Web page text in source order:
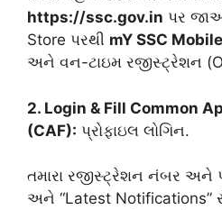
https://ssc.gov.in પર
Store પરથી mY SSC
અને વન-ટાઇમ રજીસ્ટ્રેશન
2. Login & Fill Common
(CAF): પ્રોફાઇલ લોગિન.
તમારા રજીસ્ટ્રેશન નંબર અને
અને “Latest